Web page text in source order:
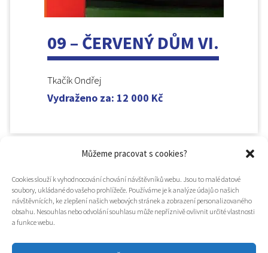
Můžeme pracovat s cookies?
Cookies slouží k vyhodnocování chování návštěvníků webu. Jsou to malé datové
soubory, ukládané do vašeho prohlížeče. Používáme je k analýze údajů o našich
návštěvnících, ke zlepšení našich webových stránek a zobrazení personalizovaného
obsahu. Nesouhlas nebo odvolání souhlasu může nepříznivě ovlivnit určité vlastnosti
a funkce webu.
09 – ČERVENÝ DŮM VI.
Tkačík Ondřej
Vydraženo za: 12 000 Kč